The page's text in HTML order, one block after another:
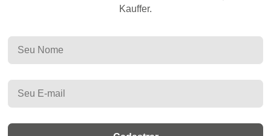
Kauffer.